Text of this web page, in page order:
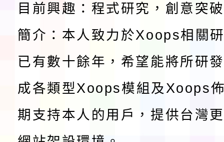
檢送桃園市115學年度
及師生本土語及新住民
實施要點各1份
115年食農教育專業人
函轉國家通訊傳播委員
鎮韌性（防空）演習－
速演練執行計畫」
「115年金融知識線上
法」
本校115學年度第1學
目前興趣：程式研究，創意突
簡介：本人致力於Xoops相關
已有數十餘年，希望能將所研
成各類型Xoops模組及Xoops
期支持本人的用戶，提供台灣